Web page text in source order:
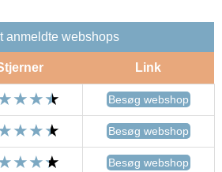
anmeldte webshops
Link
Besøg webshop
Besøg webshop
Besøg webshop